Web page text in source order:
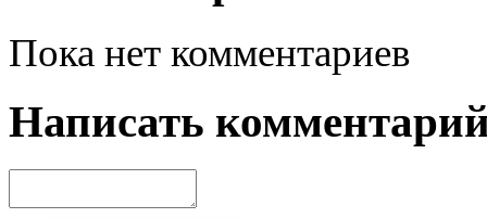
Пока нет комментариев
Написать